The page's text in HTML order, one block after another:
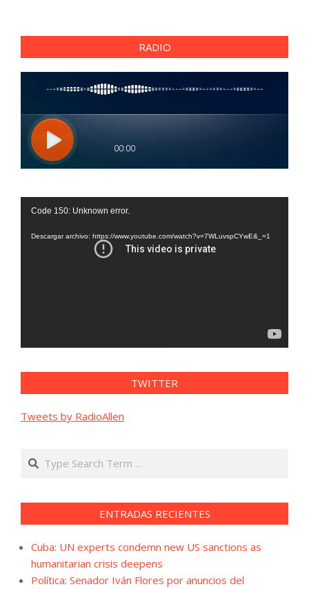
RADIO
Reproductor
vídeo
Code 150: Unknown error.
Descargar archivo: https://www.youtube.com/watch?v=7WLuvspCYwE&_=1
TWITTER
Tweets by RadioAllen
Search
ENTRADAS RECIENTES
Cuba: UN experts condemn new US sanctions as
humanitarian crisis deepens
Política: Senador Iván Flores por anuncios del